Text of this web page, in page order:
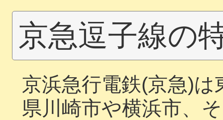
京急逗子線の
京浜急行電鉄(京急)
県川崎市や横浜市、